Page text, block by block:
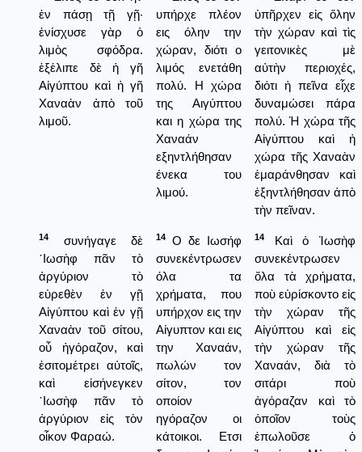
ἐν πάσῃ τῇ γῇ·
ἐνίσχυσε γὰρ ὁ
λιμὸς σφόδρα.
ἐξέλιπε δὲ ἡ γῆ
Αἰγύπτου καὶ ἡ γῆ
Χαναὰν ἀπὸ τοῦ
λιμοῦ.
υπήρχε πλέον
εις όλην την
χώραν, διότι ο
λιμός ενετάθη
πολύ. Η χώρα
της Αιγύπτου
και η χώρα της
Χαναάν
εξηντλήθησαν
ένεκα του
λιμού.
ὑπῆρχεν εἰς ὅλην
τὴν χώραν καὶ τὶς
γειτονικὲς μὲ
αὐτὴν περιοχές,
διότι ἡ πεῖνα εἶχε
δυναμώσει πάρα
πολύ. Ἡ χώρα τῆς
Αἰγύπτου καὶ ἡ
χώρα τῆς Χαναὰν
ἐμαράνθησαν καὶ
ἐξηντλήθησαν ἀπὸ
τὴν πεῖναν.
14
συνήγαγε δὲ
᾿Ιωσὴφ πᾶν τὸ
ἀργύριον τὸ
εὑρεθὲν ἐν γῇ
Αἰγύπτου καὶ ἐν γῇ
Χαναὰν τοῦ σίτου,
οὗ ἠγόραζον, καὶ
ἐσιτομέτρει αὐτοῖς,
καὶ εἰσήνεγκεν
᾿Ιωσὴφ πᾶν τὸ
ἀργύριον εἰς τὸν
οἶκον Φαραώ.
14
Ο δε Ιωσήφ
συνεκέντρωσεν
όλα τα
χρήματα, που
υπήρχον εις την
Αίγυπτον και εις
την Χαναάν,
πωλών τον
σίτον, τον
οποίον
ηγόραζον οι
κάτοικοι. Ετσι
14
Καὶ ὁ Ἰωσὴφ
συνεκέντρωσεν
ὅλα τὰ χρήματα,
ποὺ εὑρίσκοντο εἰς
τὴν χώραν τῆς
Αἰγύπτου καὶ εἰς
τὴν χώραν τῆς
Χαναάν, διὰ τὸ
σιτάρι ποὺ
ἀγόραζαν καὶ τὸ
ὁποῖον τοὺς
ἐπωλοῦσε ὁ